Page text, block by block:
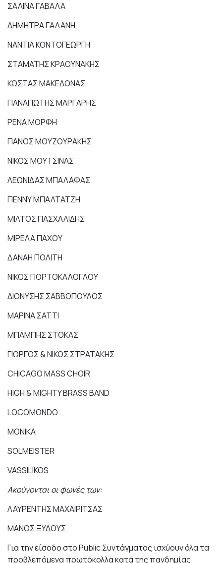
ΣΑΛΙΝΑ ΓΑΒΑΛΑ
ΔΗΜΗΤΡΑ ΓΑΛΑΝΗ
ΝΑΝΤΙΑ ΚΟΝΤΟΓΕΩΡΓΗ
ΣΤΑΜΑΤΗΣ ΚΡΑΟΥΝΑΚΗΣ
ΚΩΣΤΑΣ ΜΑΚΕΔΟΝΑΣ
ΠΑΝΑΓΙΩΤΗΣ ΜΑΡΓΑΡΗΣ
ΡΕΝΑ ΜΟΡΦΗ
ΠΑΝΟΣ ΜΟΥΖΟΥΡΑΚΗΣ
ΝΙΚΟΣ ΜΟΥΤΣΙΝΑΣ
ΛΕΩΝΙΔΑΣ ΜΠΑΛΑΦΑΣ
ΠΕΝΝΥ ΜΠΑΛΤΑΤΖΗ
ΜΙΛΤΟΣ ΠΑΣΧΑΛΙΔΗΣ
ΜΙΡΕΛΑ ΠΑΧΟΥ
ΔΑΝΑΗ ΠΟΛΙΤΗ
ΝΙΚΟΣ ΠΟΡΤΟΚΑΛΟΓΛΟΥ
ΔΙΟΝΥΣΗΣ ΣΑΒΒΟΠΟΥΛΟΣ
ΜΑΡΙΝΑ ΣΑΤΤΙ
ΜΠΑΜΠΗΣ ΣΤΟΚΑΣ
ΓΙΩΡΓΟΣ & ΝΙΚΟΣ ΣΤΡΑΤΑΚΗΣ
CHICAGO MASS CHOIR
HIGH & MIGHTY BRASS BAND
LOCOMONDO
MONIKA
SOLMEISTER
VASSILIKOS
Ακούγονται οι φωνές των:
ΛΑΥΡΕΝΤΗΣ ΜΑΧΑΙΡΙΤΣΑΣ
ΜΑΝΟΣ ΞΥΔΟΥΣ
Για την είσοδο στοPublicΣυντάγματος ισχύουν όλα τα
προβλεπόμενα πρωτόκολλα κατά της πανδημίας